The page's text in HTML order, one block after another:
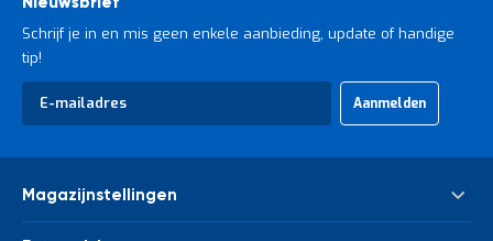
Schrijf je in en mis geen enkele aanbieding, update of handige
tip!
Abonneer
op
Aanmelden
Magazijnstellingen